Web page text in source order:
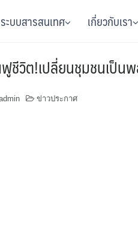
ระบบสารสนเทศ เกี่ยวกับเรา
ชีวิต!เปลี่ยนชุมชนเป็น
ข่าวประกาศ